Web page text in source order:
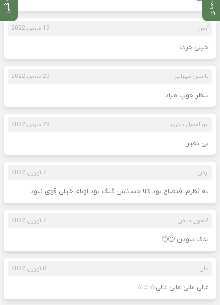
آرش 19 مارس 2022
خیلی چرت
یاسین مهرابی 20 مارس 2022
بنظر خوب میاد
ابوالفضل نادری 28 مارس 2022
بی نظیر
ارش 7 آوریل 2022
به نظرم افتضاح بود کلا چندتاش گنگ بود اونام خیلی قوی نبود
فضول نباش 7 آوریل 2022
بدک نبودن 🙄😶
علی 8 آوریل 2022
عالی عالی عالی عالی☆☆☆